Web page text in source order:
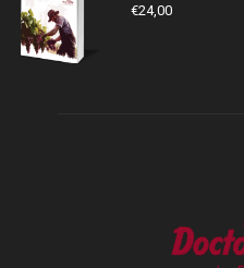
€24,00